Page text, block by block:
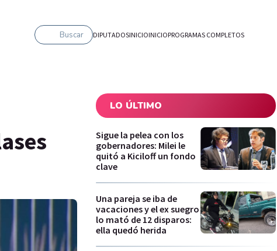
Buscar DIPUTADOSINICIOINICIOPROGRAMAS COMPLETOS
LO ÚLTIMO
Sigue la pelea con los
gobernadores: Milei le
quitó a Kiciloff un fondo
clave
Una pareja se iba de
vacaciones y el ex suegro
lo mató de 12 disparos:
ella quedó herida